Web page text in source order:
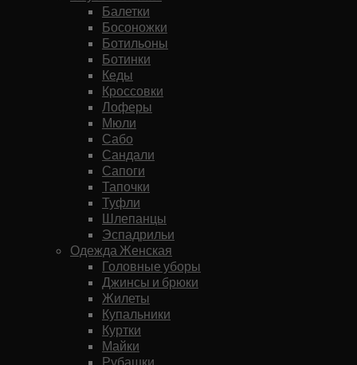
Балетки
Босоножки
Ботильоны
Ботинки
Кеды
Кроссовки
Лоферы
Мюли
Сабо
Сандали
Сапоги
Тапочки
Туфли
Шлепанцы
Эспадрильи
Одежда Женская
Головные уборы
Джинсы и брюки
Жилеты
Купальники
Куртки
Майки
Рубашки